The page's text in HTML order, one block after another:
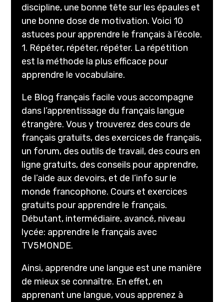
discipline, une bonne tête sur les épaules et
une bonne dose de motivation. Voici 10
astuces pour apprendre le français à l’école.
1. Répéter, répéter, répéter. La répétition
est la méthode la plus efficace pour
apprendre le vocabulaire.
Le Blog français facile vous accompagne
dans l’apprentissage du français langue
étrangère. Vous y trouverez des cours de
français gratuits, des exercices de français,
un forum, des outils de travail, des cours en
ligne gratuits, des conseils pour apprendre,
de l’aide aux devoirs, et de l’info sur le
monde francophone. Cours et exercices
gratuits pour apprendre le français.
Débutant, intermédiaire, avancé, niveau
lycée: apprendre le français avec
TV5MONDE.
Ainsi, apprendre une langue est une manière
de mieux se connaître. En effet, en
apprenant une langue, vous apprenez à